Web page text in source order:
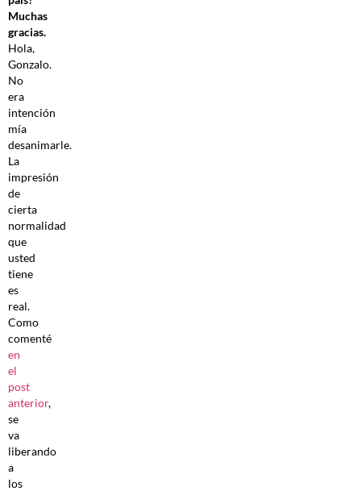
Muchas
gracias.
Hola,
Gonzalo.
No
era
intención
mía
desanimarle.
La
impresión
de
cierta
normalidad
que
usted
tiene
es
real.
Como
comenté
en
el
post
anterior,
se
va
liberando
a
los